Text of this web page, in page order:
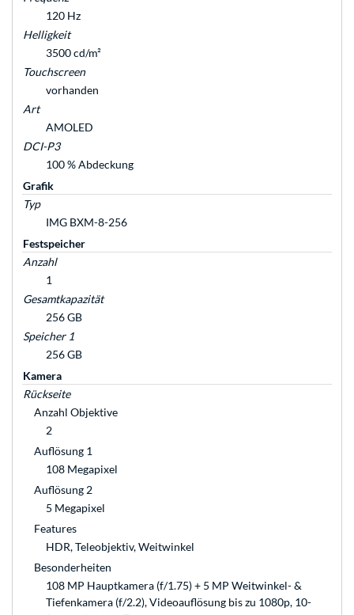
120 Hz
Helligkeit
3500 cd/m²
Touchscreen
vorhanden
Art
AMOLED
DCI-P3
100 % Abdeckung
Grafik
Typ
IMG BXM-8-256
Festspeicher
Anzahl
1
Gesamtkapazität
256 GB
Speicher 1
256 GB
Kamera
Rückseite
Anzahl Objektive
2
Auflösung 1
108 Megapixel
Auflösung 2
5 Megapixel
Features
HDR, Teleobjektiv, Weitwinkel
Besonderheiten
108 MP Hauptkamera (f/1.75) + 5 MP Weitwinkel- &
Tiefenkamera (f/2.2), Videoauflösung bis zu 1080p, 10-